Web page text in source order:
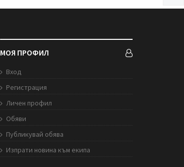
МОЯ ПРОФИЛ
Вход
Регистрация
Личен профил
Обяви
Публикувай обява
Изпрати новина към екипа